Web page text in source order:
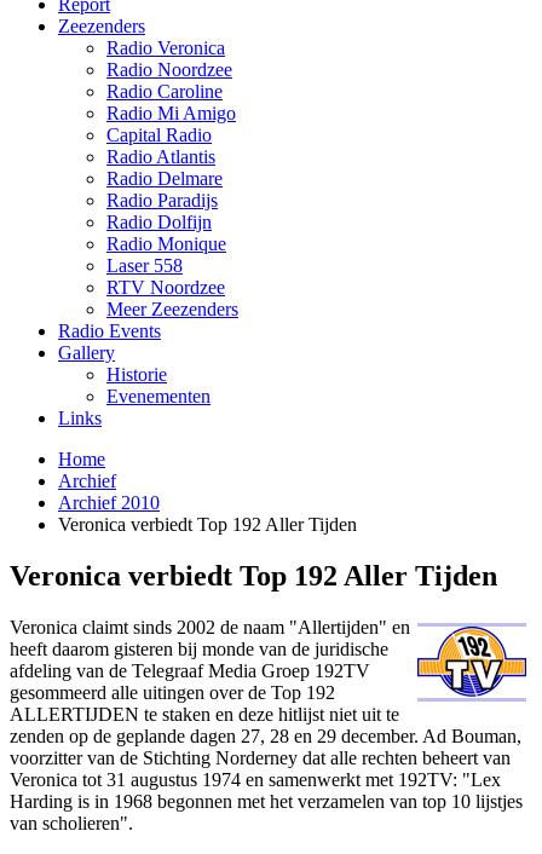
Report
Zeezenders
Radio Veronica
Radio Noordzee
Radio Caroline
Radio Mi Amigo
Capital Radio
Radio Atlantis
Radio Delmare
Radio Paradijs
Radio Dolfijn
Radio Monique
Laser 558
RTV Noordzee
Meer Zeezenders
Radio Events
Gallery
Historie
Evenementen
Links
Home
Archief
Archief 2010
Veronica verbiedt Top 192 Aller Tijden
Veronica verbiedt Top 192 Aller Tijden
Veronica claimt sinds 2002 de naam "Allertijden" en
heeft daarom gisteren bij monde van de juridische
afdeling van de Telegraaf Media Groep 192TV
gesommeerd alle uitingen over de Top 192
ALLERTIJDEN te staken en deze hitlijst niet uit te
zenden op de geplande dagen 27, 28 en 29 december. Ad Bouman,
voorzitter van de Stichting Norderney dat alle rechten beheert van
Veronica tot 31 augustus 1974 en samenwerkt met 192TV: "Lex
Harding is in 1968 begonnen met het verzamelen van top 10 lijstjes
van scholieren".